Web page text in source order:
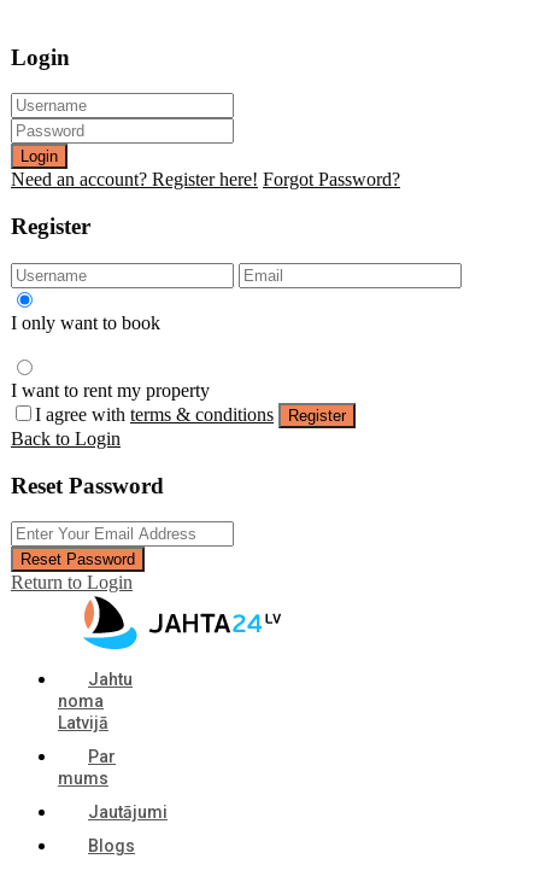
Login
Login
Need an account? Register here! Forgot Password?
Register
I only want to book
I want to rent my property
I agree with terms & conditions Register
Back to Login
Reset Password
Reset Password
Return to Login
Jahtu
noma
Latvijā
Par
mums
Jautājumi
Blogs